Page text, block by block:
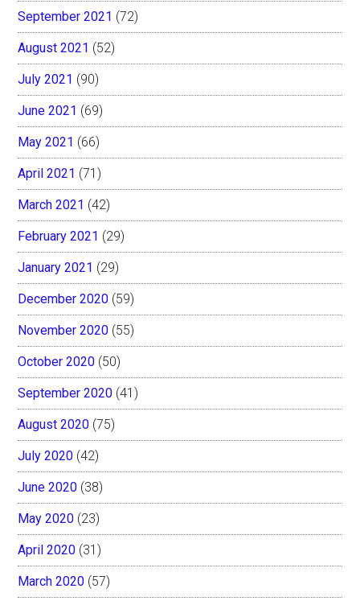
September 2021 (72)
August 2021 (52)
July 2021 (90)
June 2021 (69)
May 2021 (66)
April 2021 (71)
March 2021 (42)
February 2021 (29)
January 2021 (29)
December 2020 (59)
November 2020 (55)
October 2020 (50)
September 2020 (41)
August 2020 (75)
July 2020 (42)
June 2020 (38)
May 2020 (23)
April 2020 (31)
March 2020 (57)